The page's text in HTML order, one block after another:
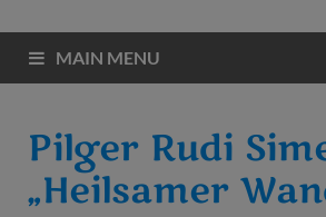
MAIN MENU
Pilger Rudi
„Heilsamer